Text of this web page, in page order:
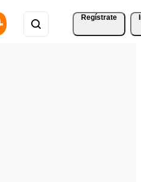
Regístrate